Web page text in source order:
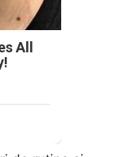
All